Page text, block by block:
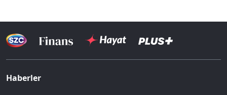
Haberler